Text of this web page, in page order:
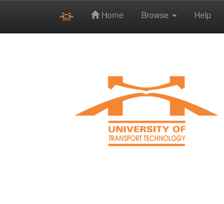
Home Browse Help